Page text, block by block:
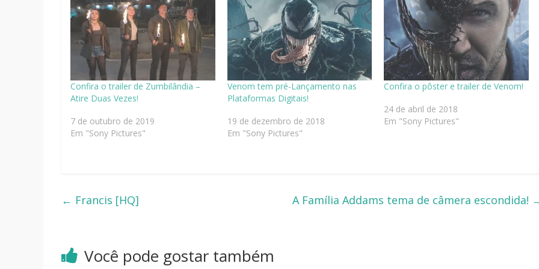
Confira o trailer de Zumbilândia –
Atire Duas Vezes!
7 de outubro de 2019
Em "Sony Pictures"
Venom tem pré-Lançamento nas
Plataformas Digitais!
19 de dezembro de 2018
Em "Sony Pictures"
Confira o pôster e trailer de Venom!
24 de abril de 2018
Em "Sony Pictures"
← Francis [HQ] A Família Addams tema de câmera escondida!
Você pode gostar também